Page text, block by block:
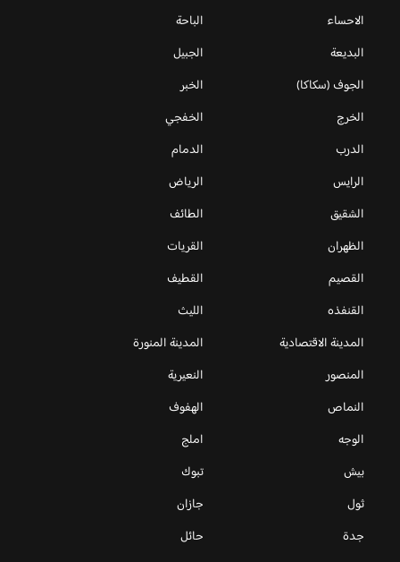
الاحساء
الباحة
البديعة
الجبيل
الجوف (سكاكا)
الخبر
الخرج
الخفجي
الدرب
الدمام
الرايس
الرياض
الشقيق
الطائف
الظهران
القريات
القصيم
القطيف
القنفذه
الليث
المدينة الاقتصادية
المدينة المنورة
المنصور
النعيرية
النماص
الهفوف
الوجه
املج
بيش
تبوك
ثول
جازان
جدة
حائل